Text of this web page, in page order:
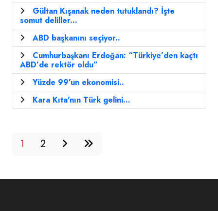
Gültan Kışanak neden tutuklandı? İşte
somut deliller...
ABD başkanını seçiyor..
Cumhurbaşkanı Erdoğan: “Türkiye’den kaçtı
ABD’de rektör oldu”
Yüzde 99’un ekonomisi..
Kara Kıta'nın Türk gelini...
1 2